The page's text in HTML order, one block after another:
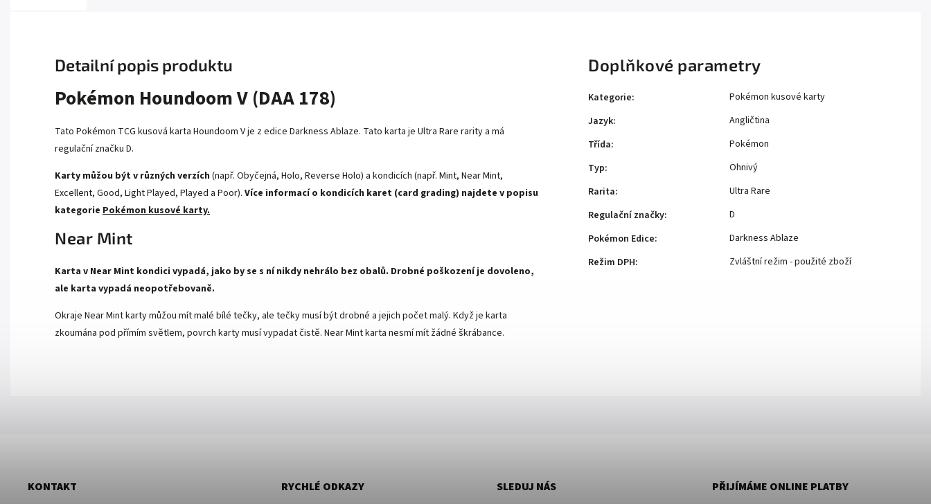
Detailní popis produktu
Pokémon Houndoom V (DAA 178)
Tato Pokémon TCG kusová karta Houndoom V je z edice Darkness Ablaze. Tato karta je Ultra Rare rarity a má
regulační značku D.
Karty můžou být v různých verzích (např. Obyčejná, Holo, Reverse Holo) a kondicích (např. Mint, Near Mint,
Excellent, Good, Light Played, Played a Poor). Více informací o kondicích karet (card grading) najdete v popisu
kategorie Pokémon kusové karty.
Near Mint
Karta v Near Mint kondici vypadá, jako by se s ní nikdy nehrálo bez obalů. Drobné poškození je dovoleno,
ale karta vypadá neopotřebovaně.
Okraje Near Mint karty můžou mít malé bílé tečky, ale tečky musí být drobné a jejich počet malý. Když je karta
zkoumána pod přímím světlem, povrch karty musí vypadat čistě. Near Mint karta nesmí mít žádné škrábance.
Doplňkové parametry
Kategorie:
Pokémon kusové karty
Jazyk:
Angličtina
Třída:
Pokémon
Typ:
Ohnivý
Rarita:
Ultra Rare
Regulační značky:
D
Pokémon Edice:
Darkness Ablaze
Režim DPH: Zvláštní režim - použité zboží
KONTAKT RYCHLÉ ODKAZY SLEDUJ NÁS PŘIJÍMÁME ONLINE PLATBY